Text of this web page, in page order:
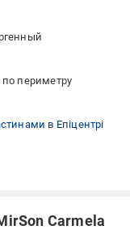
периметру
в Епіцентрі
Carmela